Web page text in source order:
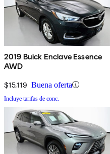
2019 Buick Enclave Essence
AWD
$15,119 Buena oferta
Incluye tarifas de conc.